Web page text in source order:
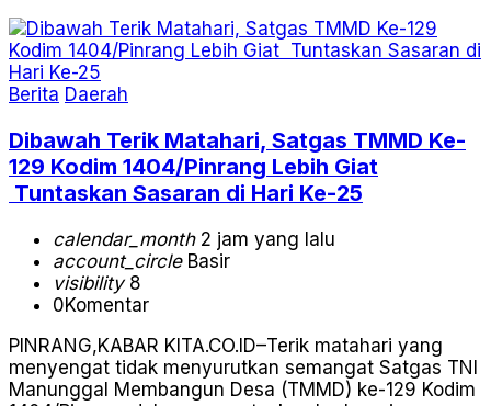
Berita Daerah
Dibawah Terik Matahari, Satgas TMMD Ke-
129 Kodim 1404/Pinrang Lebih Giat
Tuntaskan Sasaran di Hari Ke-25
calendar_month2 jam yang lalu
account_circleBasir
visibility8
0Komentar
PINRANG,KABAR KITA.CO.ID–Terik matahari yang
menyengat tidak menyurutkan semangat Satgas TNI
Manunggal Membangun Desa (TMMD) ke-129 Kodim